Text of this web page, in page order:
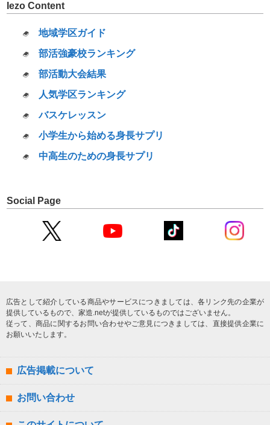
Iezo Content
地域学区ガイド
部活強豪校ランキング
部活動大会結果
人気学区ランキング
バスケレッスン
小学生から始める身長サプリ
中高生のための身長サプリ
Social Page
広告として紹介している商品やサービスにつきましては、各リンク先の企業が
提供しているもので、家造.netが提供しているものではございません。
従って、商品に関するお問い合わせやご意見につきましては、直接提供企業に
お願いいたします。
広告掲載について
お問い合わせ